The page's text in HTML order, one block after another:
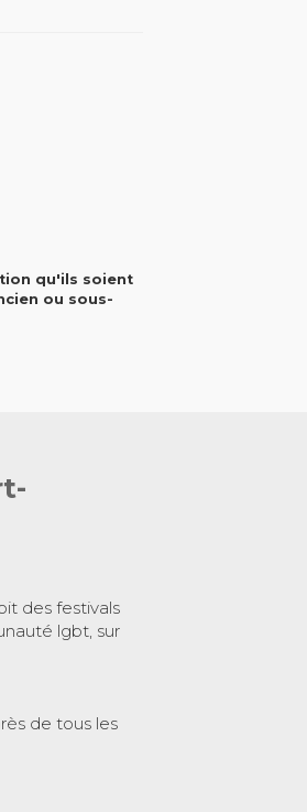
qu'ils soient
ou sous-
des festivals
lgbt, sur
de tous les